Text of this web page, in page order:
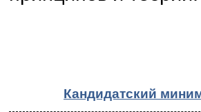
Кандидатский